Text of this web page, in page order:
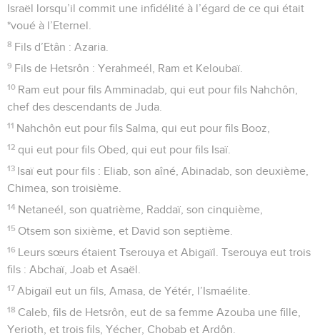
Israël lorsqu’il commit une infidélité à l’égard de ce qui était
*voué à l’Eternel.
8 Fils d’Etân : Azaria.
9 Fils de Hetsrôn : Yerahmeél, Ram et Keloubaï.
10 Ram eut pour fils Amminadab, qui eut pour fils Nahchôn,
chef des descendants de Juda.
11 Nahchôn eut pour fils Salma, qui eut pour fils Booz,
12 qui eut pour fils Obed, qui eut pour fils Isaï.
13 Isaï eut pour fils : Eliab, son aîné, Abinadab, son deuxième,
Chimea, son troisième.
14 Netaneél, son quatrième, Raddaï, son cinquième,
15 Otsem son sixième, et David son septième.
16 Leurs sœurs étaient Tserouya et Abigaïl. Tserouya eut trois
fils : Abchaï, Joab et Asaël.
17 Abigaïl eut un fils, Amasa, de Yétér, l’Ismaélite.
18 Caleb, fils de Hetsrôn, eut de sa femme Azouba une fille,
Yerioth, et trois fils, Yécher, Chobab et Ardôn.